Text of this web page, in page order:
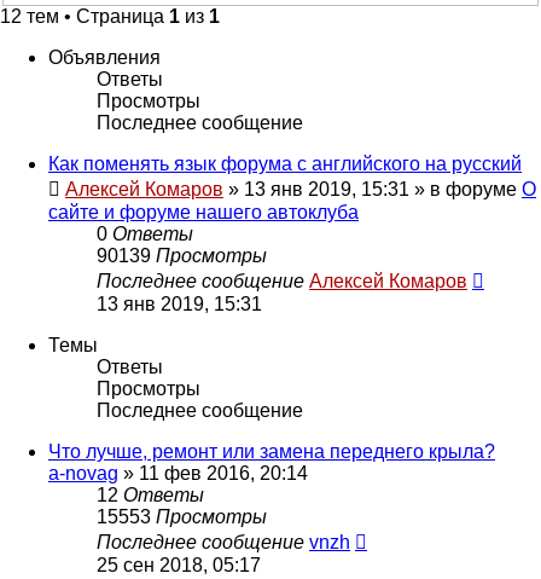
12 тем • Страница 1 из 1
Объявления
Ответы
Просмотры
Последнее сообщение
Как поменять язык форума с английского на русский
Алексей Комаров » 13 янв 2019, 15:31 » в форуме О
сайте и форуме нашего автоклуба
0 Ответы
90139 Просмотры
Последнее сообщение Алексей Комаров
13 янв 2019, 15:31
Темы
Ответы
Просмотры
Последнее сообщение
Что лучше, ремонт или замена переднего крыла?
a-novag » 11 фев 2016, 20:14
12 Ответы
15553 Просмотры
Последнее сообщение vnzh
25 сен 2018, 05:17